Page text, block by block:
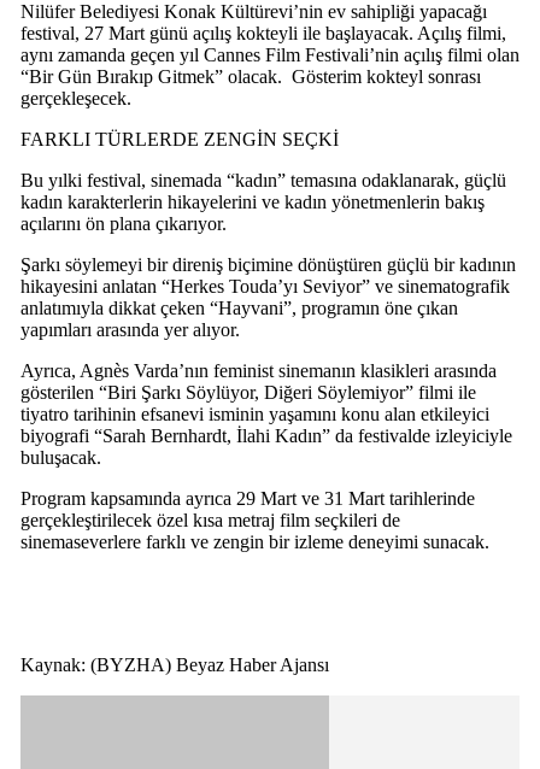
Nilüfer Belediyesi Konak Kültürevi’nin ev sahipliği yapacağı
festival, 27 Mart günü açılış kokteyli ile başlayacak. Açılış filmi,
aynı zamanda geçen yıl Cannes Film Festivali’nin açılış filmi olan
“Bir Gün Bırakıp Gitmek” olacak. Gösterim kokteyl sonrası
gerçekleşecek.
FARKLI TÜRLERDE ZENGİN SEÇKİ
Bu yılki festival, sinemada “kadın” temasına odaklanarak, güçlü
kadın karakterlerin hikayelerini ve kadın yönetmenlerin bakış
açılarını ön plana çıkarıyor.
Şarkı söylemeyi bir direniş biçimine dönüştüren güçlü bir kadının
hikayesini anlatan “Herkes Touda’yı Seviyor” ve sinematografik
anlatımıyla dikkat çeken “Hayvani”, programın öne çıkan
yapımları arasında yer alıyor.
Ayrıca, Agnès Varda’nın feminist sinemanın klasikleri arasında
gösterilen “Biri Şarkı Söylüyor, Diğeri Söylemiyor” filmi ile
tiyatro tarihinin efsanevi isminin yaşamını konu alan etkileyici
biyografi “Sarah Bernhardt, İlahi Kadın” da festivalde izleyiciyle
buluşacak.
Program kapsamında ayrıca 29 Mart ve 31 Mart tarihlerinde
gerçekleştirilecek özel kısa metraj film seçkileri de
sinemaseverlere farklı ve zengin bir izleme deneyimi sunacak.
Kaynak: (BYZHA) Beyaz Haber Ajansı